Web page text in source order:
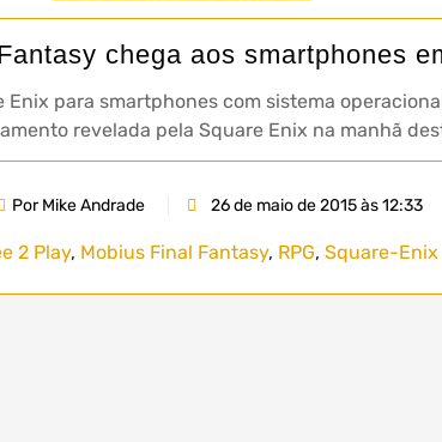
chega aos smartphones
para smartphones com sistema
revelada pela Square Enix na manhã
Por Mike Andrade 26 de maio de 2015 às 12:33
2 Play, Mobius Final Fantasy, RPG, Square-Enix